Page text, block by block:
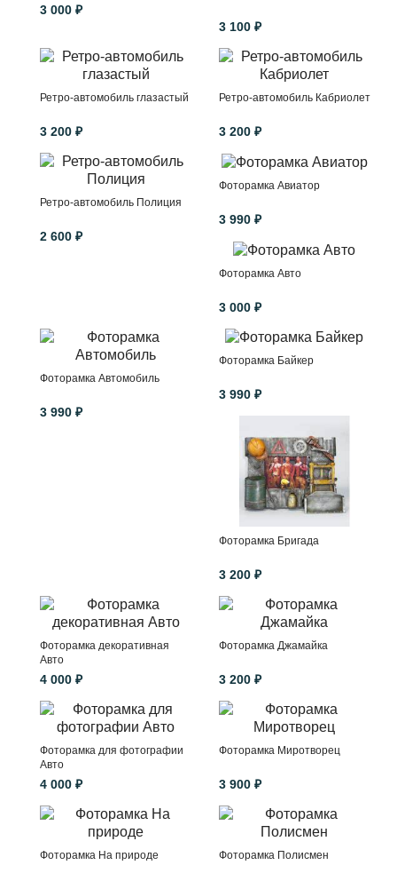
3 000 ₽
3 100 ₽
Ретро-автомобиль глазастый
3 200 ₽
Ретро-автомобиль Кабриолет
3 200 ₽
Ретро-автомобиль Полиция
2 600 ₽
Фоторамка Авиатор
3 990 ₽
Фоторамка Авто
3 000 ₽
Фоторамка Автомобиль
3 990 ₽
Фоторамка Байкер
3 990 ₽
Фоторамка Бригада
3 200 ₽
Фоторамка декоративная
Авто
4 000 ₽
Фоторамка Джамайка
3 200 ₽
Фоторамка для фотографии
Авто
4 000 ₽
Фоторамка Миротворец
3 900 ₽
Фоторамка На природе Фоторамка Полисмен